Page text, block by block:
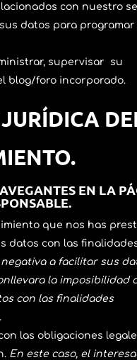
con nuestro
datos para
supervisar su
blog/foro incorporado.
EN LA
que nos has
datos con las
a facilitar sus
la imposibilidad
con las finalidades
las obligaciones
En este caso, el